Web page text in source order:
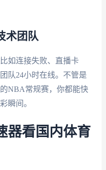
术团队
如连接失败、直播卡
队24小时在线。不管是
NBA常规赛，你都能快
瞬间。
器看国内体育